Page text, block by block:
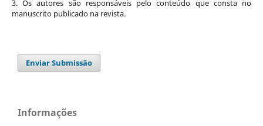
3. Os autores são responsáveis pelo conteúdo que consta no
manuscrito publicado na revista.
Enviar Submissão
Informações